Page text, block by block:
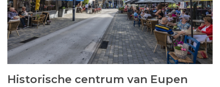
Historische centrum van Eupen